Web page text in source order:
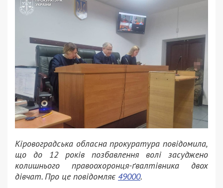
Кіровоградська обласна прокуратура повідомила,
що до 12 років позбавлення волі засуджено
колишнього правоохоронця-ґвалтівника двох
дівчат. Про це повідомляє 49000.